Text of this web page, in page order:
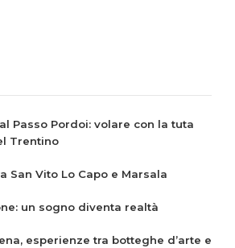
Passo Pordoi: volare con la tuta
Trentino
San Vito Lo Capo e Marsala
un sogno diventa realtà
esperienze tra botteghe d’arte e